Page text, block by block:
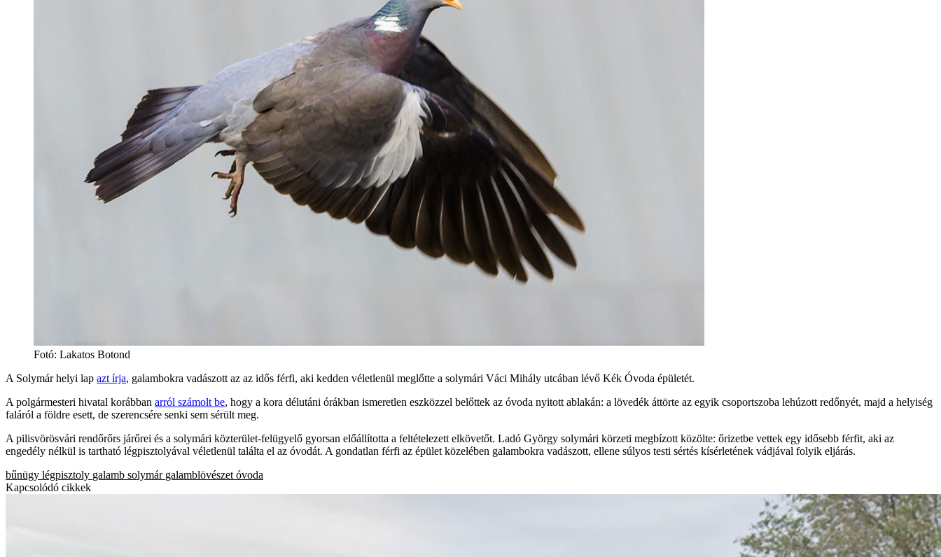
Fotó: Lakatos Botond
A Solymár helyi lap azt írja, galambokra vadászott az az idős férfi, aki kedden véletlenül meglőtte a solymári Váci Mihály utcában lévő Kék Óvoda épületét.
A polgármesteri hivatal korábban arról számolt be, hogy a kora délutáni órákban ismeretlen eszközzel belőttek az óvoda nyitott ablakán: a lövedék áttörte az egyik csoportszoba lehúzott redőnyét, majd a helyiség
faláról a földre esett, de szerencsére senki sem sérült meg.
A pilisvörösvári rendőrőrs járőrei és a solymári közterület-felügyelő gyorsan előállította a feltételezett elkövetőt. Ladó György solymári körzeti megbízott közölte: őrizetbe vettek egy idősebb férfit, aki az
engedély nélkül is tartható légpisztolyával véletlenül találta el az óvodát. A gondatlan férfi az épület közelében galambokra vadászott, ellene súlyos testi sértés kísérletének vádjával folyik eljárás.
bűnügy légpisztoly galamb solymár galamblövészet óvoda
Kapcsolódó cikkek